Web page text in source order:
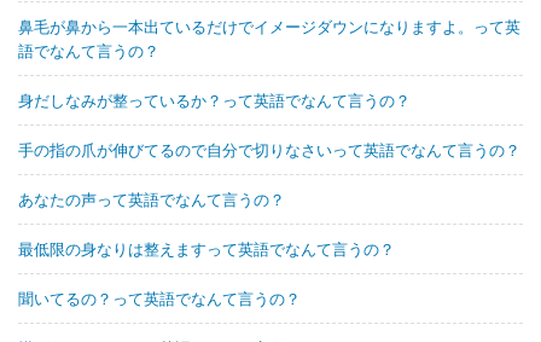
鼻毛が鼻から一本出ているだけでイメージダウンになりますよ。って英
語でなんて言うの？
身だしなみが整っているか？って英語でなんて言うの？
手の指の爪が伸びてるので自分で切りなさいって英語でなんて言うの？
あなたの声って英語でなんて言うの？
最低限の身なりは整えますって英語でなんて言うの？
聞いてるの？って英語でなんて言うの？